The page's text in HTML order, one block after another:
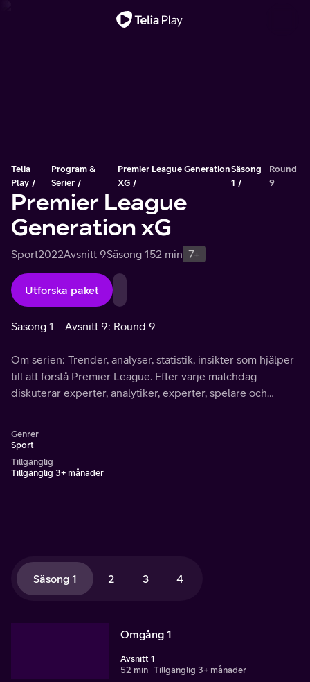
Telia
Play
Program &
Serier
Premier League Generation
XG
Säsong
1
Round
9
Premier League
Generation xG
Sport2022Avsnitt 9Säsong 152 min 7+
Utforska paket
Säsong 1 Avsnitt 9: Round 9
Om serien: Trender, analyser, statistik, insikter som hjälper
till att förstå Premier League. Efter varje matchdag
diskuterar experter, analytiker, experter, spelare och
Genrer
Sport
Tillgänglig
Tillgänglig 3+ månader
Säsong 1 2 3 4
Omgång 1
Avsnitt 1
52 min Tillgänglig 3+ månader